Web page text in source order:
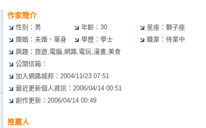
作家簡介
性別：男 年齡：30 星座：獅子座
婚姻：未婚，單身
學歷：學士
職業：待業中
興趣：旅遊,電腦,網路,電玩,漫畫,美食
公開信箱：
加入網路城邦：2004/11/23 07:51
最近更新個人資訊：2006/04/14 00:51
創作更新：2006/04/14 00:49
推薦人